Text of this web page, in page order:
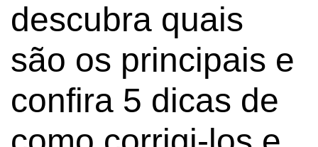
descubra quais
são os principais e
confira 5 dicas de